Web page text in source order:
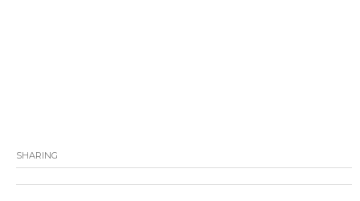
SHARING